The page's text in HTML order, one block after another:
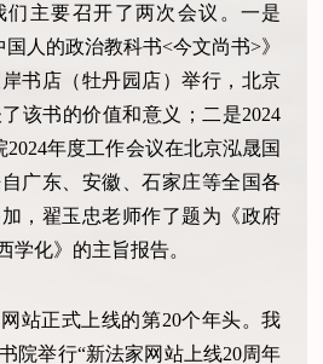
们主要召开了两次会议。一是
国人的政治教科书<今文尚书>》
书店（牡丹园店）举行，北京
该书的价值和意义；二是2024
年度工作会议在北京泓晟国
广东、安徽、石家庄等全国各
，翟玉忠老师作了题为《政府
学化》的主旨报告。
站正式上线的第20个年头。我
院举行“新法家网站上线20周年